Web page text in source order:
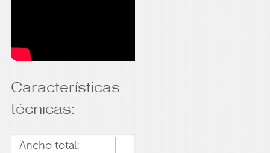
Características
técnicas:
Ancho total: